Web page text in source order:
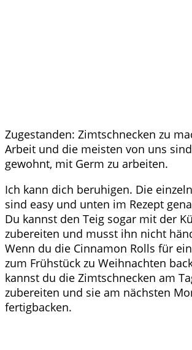
Zugestanden: Zimtschnecken zu
Arbeit und die meisten von uns
gewohnt, mit Germ zu arbeiten.
Ich kann dich beruhigen. Die
sind easy und unten im Rezept
Du kannst den Teig sogar mit der
zubereiten und musst ihn nicht
Wenn du die Cinnamon Rolls für
zum Frühstück zu Weihnachten
kannst du die Zimtschnecken am
zubereiten und sie am nächsten
fertigbacken.